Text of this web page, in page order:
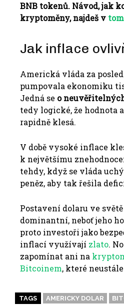
BNB tokenů. Návod, jak
kryptoměny, najdeš v
Jak inflace
Americká vláda za
pumpovala ekonomiku
Jedná se o
tedy logické, že hodnota
rapidně klesá.
V době vysoké inflace
k největšímu
tehdy, když se vláda
peněz, aby tak řešila
Postavení dolaru ve
dominantní, neboť jeho
proto investoři jako
inflací využívají zlato.
zapomínat ani na
Bitcoinem, které
TAGS AMERICKY DOLAR